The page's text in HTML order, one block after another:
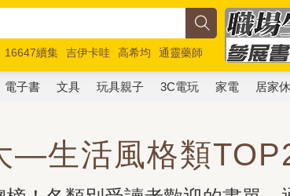
16647續集 吉伊卡哇 高希均
通靈藥師
具總動員5 超慢跑
電子書 文具 玩具親子 3C電玩 家電 居家
—生活風格類